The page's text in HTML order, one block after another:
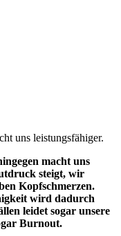
uns leistungsfähiger.
macht uns
steigt, wir
Kopfschmerzen.
wird dadurch
leidet sogar unsere
Burnout.